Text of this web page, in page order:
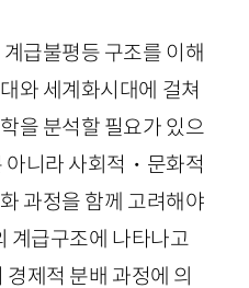
급불평등 구조를 이해
와 세계화시대에 걸쳐
을 분석할 필요가 있으
니라 사회적・문화적
과정을 함께 고려해야
계급구조에 나타나고
제적 분배 과정에 의